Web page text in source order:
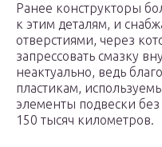
Ранее конструкторы
к этим деталям, и
отверстиями, через
запрессовать смазку
неактуально, ведь
пластикам,
элементы подвески
150 тысяч километров.